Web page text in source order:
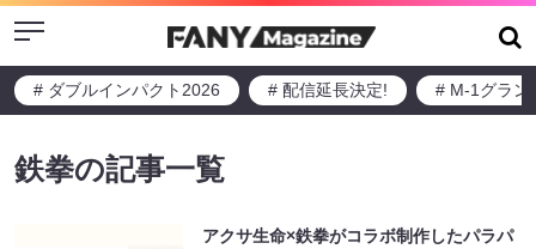
Menu
# ダブルインパクト2026 # 配信延長決定! # M-1グラン
鉄拳の記事一覧
アクサ生命×鉄拳がコラボ制作したパラパ